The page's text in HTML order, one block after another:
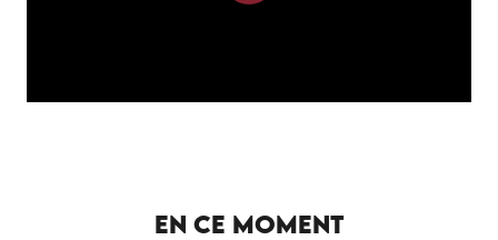
EN CE MOMENT